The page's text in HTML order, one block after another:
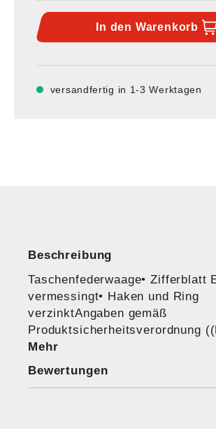
In den Warenkorb
versandfertig in 1-3 Werktagen
Beschreibung
Taschenfederwaage• Zifferblatt
vermessingt• Haken und Ring
verzinktAngaben gemäß
Produktsicherheitsverordnung
Mehr
Bewertungen